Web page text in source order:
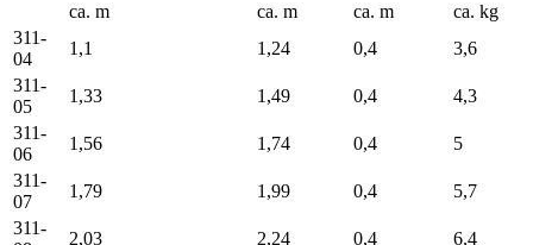
ca. m ca. m ca. m
ca. kg
311-
04
1,1 1,24 0,4
3,6
311-
05
1,33 1,49 0,4
4,3
311-
06
1,56 1,74 0,4
5
311-
07
1,79 1,99 0,4
5,7
311-
2,03 2,24 0,4
6,4